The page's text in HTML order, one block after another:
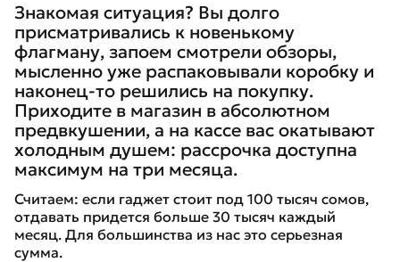
Знакомая ситуация? Вы долго
присматривались к новенькому
флагману, запоем смотрели обзоры,
мысленно уже распаковывали коробку и
наконец-то решились на покупку.
Приходите в магазин в абсолютном
предвкушении, а на кассе вас окатывают
холодным душем: рассрочка доступна
максимум на три месяца.
​Считаем: если гаджет стоит под 100 тысяч сомов,
отдавать придется больше 30 тысяч каждый
месяц. Для большинства из нас это серьезная
сумма.